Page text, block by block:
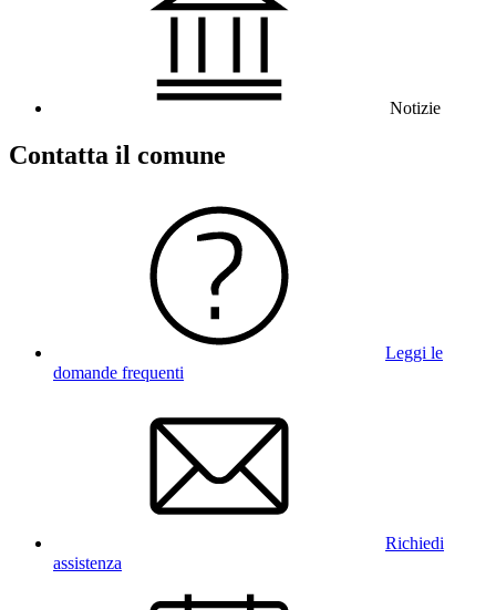
Notizie
Contatta il comune
Leggi le
domande frequenti
Richiedi
assistenza